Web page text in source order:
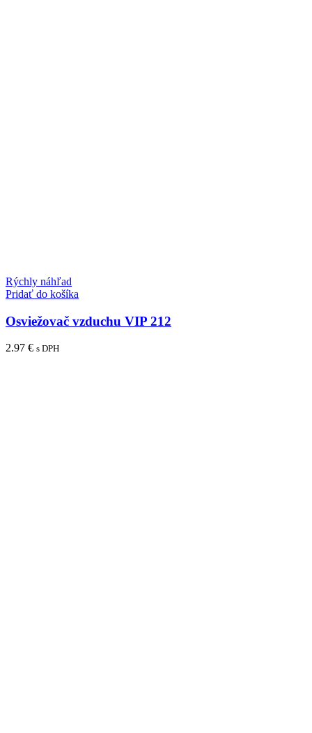
Rýchly náhľad
Pridať do košíka
Osviežovač vzduchu VIP 212
2.97 € s DPH